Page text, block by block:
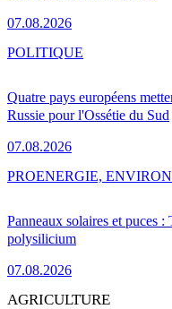
07.08.2026
Quatre pays européens
Russie pour l'Ossétie du Sud
07.08.2026
POLITIQUE
Panneaux solaires et puces
polysilicium
07.08.2026
PROENERGIE,
AGRICULTURE